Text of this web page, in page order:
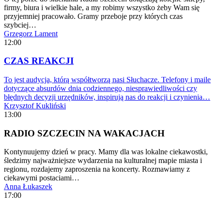
firmy, biura i wielkie hale, a my robimy wszystko żeby Wam się
przyjemniej pracowało. Gramy przeboje przy których czas
szybciej…
Grzegorz Lament
12:00
CZAS REAKCJI
To jest audycja, którą współtworzą nasi Słuchacze. Telefony i maile
dotyczące absurdów dnia codziennego, niesprawiedliwości czy
błędnych decyzji urzędników, inspirują nas do reakcji i czynienia…
Krzysztof Kukliński
13:00
RADIO SZCZECIN NA WAKACJACH
Kontynuujemy dzień w pracy. Mamy dla was lokalne ciekawostki,
śledzimy najważniejsze wydarzenia na kulturalnej mapie miasta i
regionu, rozdajemy zaproszenia na koncerty. Rozmawiamy z
ciekawymi postaciami…
Anna Łukaszek
17:00